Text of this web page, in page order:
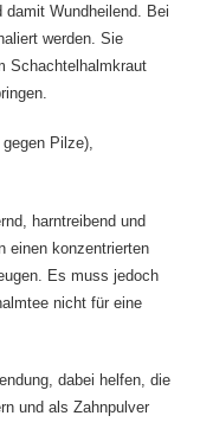
Wundheilend. Bei
werden. Sie
Schachtelhalmkraut
Pilze),
harntreibend und
einen konzentrierten
Es muss jedoch
nicht für eine
dabei helfen, die
und als Zahnpulver